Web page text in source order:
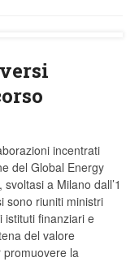
incentrati
del Global Energy
a Milano dall’1
sono riuniti ministri
istituti finanziari e
del valore
la